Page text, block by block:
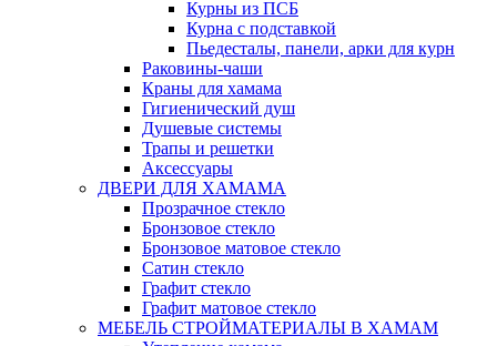
Курны из ПСБ
Курна с подставкой
Пьедесталы, панели, арки для курн
Раковины-чаши
Краны для хамама
Гигиенический душ
Душевые системы
Трапы и решетки
Аксессуары
ДВЕРИ ДЛЯ ХАМАМА
Прозрачное стекло
Бронзовое стекло
Бронзовое матовое стекло
Сатин стекло
Графит стекло
Графит матовое стекло
МЕБЕЛЬ СТРОЙМАТЕРИАЛЫ В ХАМАМ